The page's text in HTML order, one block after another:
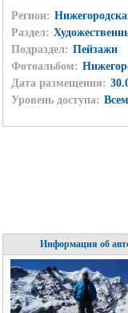
Регион:
Раздел:
Подраздел: Пейзажи
Фотоальбом:
Дата размещения:
Уровень доступа:
Информация об